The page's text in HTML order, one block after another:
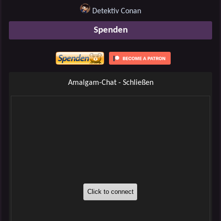
Detektiv Conan
Spenden
Amalgam-Chat - Schließen